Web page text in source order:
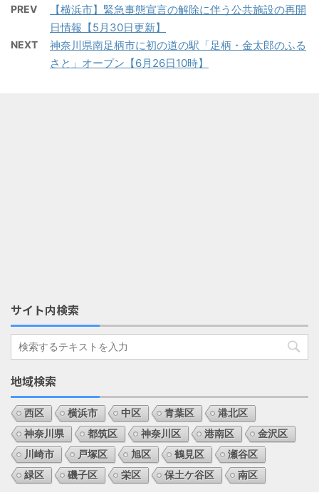
PREV
【横浜市】緊急事態宣言の解除に伴う公共施設の再開
日情報【5月30日更新】
NEXT
神奈川県南足柄市に初の道の駅「足柄・金太郎のふる
さと」オープン【6月26日10時】
サイト内検索
地域検索
西区 横浜市 中区 青葉区
港北区
神奈川県
都筑区 神奈川区 港南区
金沢区
川崎市
戸塚区 旭区 鶴見区
瀬谷区
緑区
磯子区 栄区 保土ケ谷区 南区